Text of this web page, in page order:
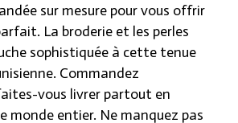
sur mesure pour vous offrir
La broderie et les perles
sophistiquée à cette tenue
Commandez
vous livrer partout en
monde entier. Ne manquez pas